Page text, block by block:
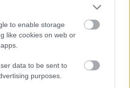
to enable storage
like cookies on web or
data to be sent to
purposes.
pārstāvjiem labāk
vienmēr atradīs veidu,
Ziņot